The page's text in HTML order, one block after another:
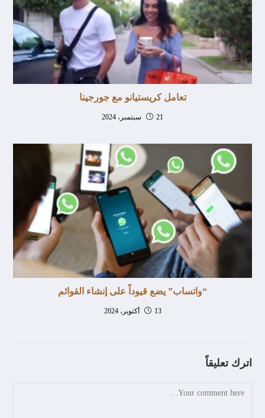
تعامل كريستيانو مع جورجينا
21 سبتمبر، 2024
“واتساب” يضع قيوداً على إنشاء القوائم
13 أكتوبر، 2024
اترك تعليقاً